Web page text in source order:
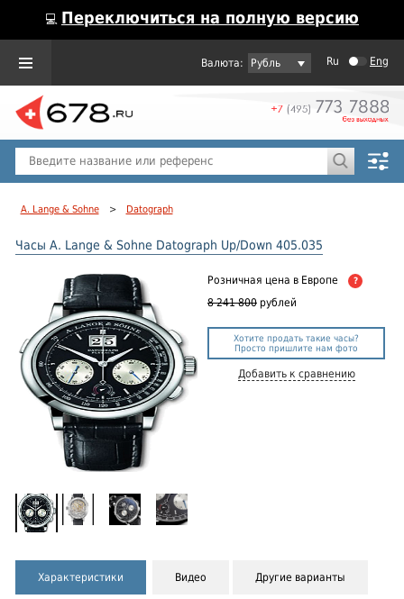
💻 Переключиться на полную версию
Рубль Ru Eng
A. Lange & Sohne > Datograph
Часы A. Lange & Sohne Datograph Up/Down 405.035
Розничная цена в Европе ?
8 241 800 рублей
Хотите продать такие часы?
Просто пришлите нам фото
Добавить к сравнению
Характеристики Видео Другие варианты